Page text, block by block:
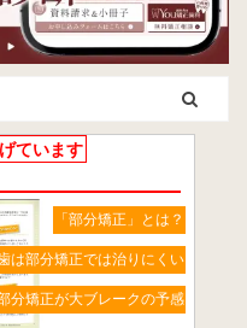
ています
「部分矯正」とは？
は部分矯正では治りにくい
分矯正が大ブレークの予感